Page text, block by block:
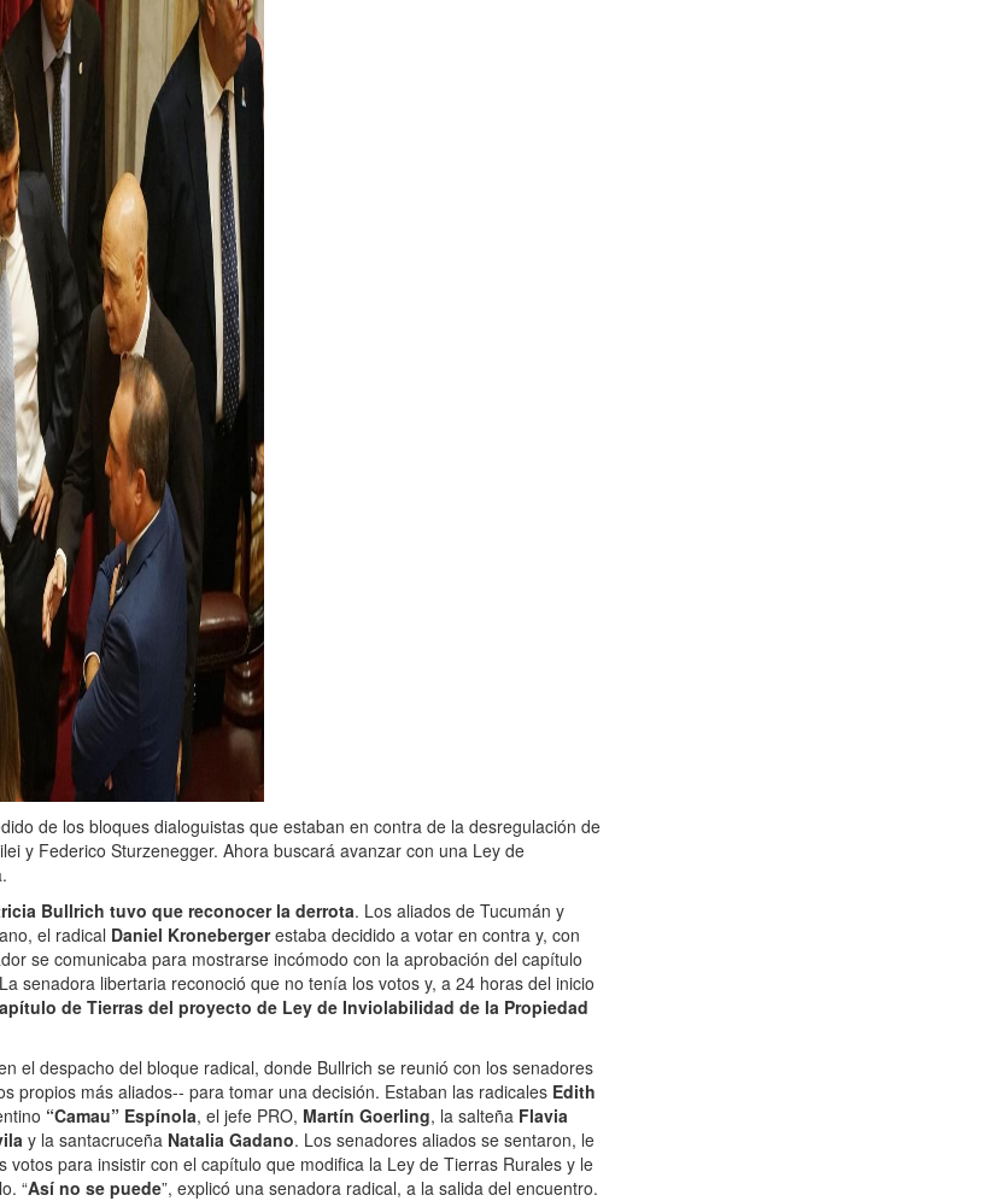
de los bloques dialoguistas que estaban en contra de la desregulación de
y Federico Sturzenegger. Ahora buscará avanzar con una Ley de
Bullrich tuvo que reconocer la derrota. Los aliados de Tucumán y
el radical Daniel Kronebergerestaba decidido a votar en contra y, con
se comunicaba para mostrarse incómodo con la aprobación del capítulo
senadora libertaria reconoció que no tenía los votos y, a 24 horas del inicio
de Tierras del proyecto de Ley de Inviolabilidad de la Propiedad
el despacho del bloque radical, donde Bullrich se reunió con los senadores
propios más aliados-- para tomar una decisión. Estaban las radicales Edith
“Camau” Espínola, el jefe PRO, Martín Goerling, la salteña Flavia
y la santacruceña Natalia Gadano. Los senadores aliados se sentaron, le
votos para insistir con el capítulo que modifica la Ley de Tierras Rurales y le
“Así no se puede”, explicó una senadora radical, a la salida del encuentro.